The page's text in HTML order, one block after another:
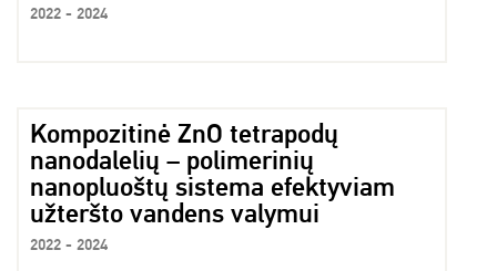
2022 - 2024
Kompozitinė ZnO tetrapodų
nanodalelių – polimerinių
nanopluoštų sistema efektyviam
užteršto vandens valymui
2022 - 2024